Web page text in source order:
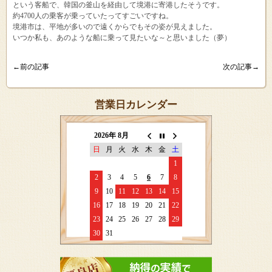
という客船で、韓国の釜山を経由して境港に寄港したそうです。
約4700人の乗客が乗っていたってすごいですね。
境港市は、平地が多いので遠くからでもその姿が見えました。
いつか私も、あのような船に乗って見たいな～と思いました（夢）
←前の記事 次の記事→
営業日カレンダー
2026年 8月
日
月 火 水 木 金
土
1
2
3 4 5 6 7
8
9
10 11 12 13 14
15
16
17 18 19 20 21
22
23
24 25 26 27 28
29
30
31